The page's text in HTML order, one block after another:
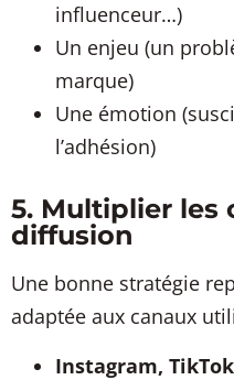
influenceur…)
Un enjeu (un
marque)
Une émotion
l’adhésion)
5. Multiplier les
diffusion
Une bonne stratégie
adaptée aux canaux
Instagram, TikTok